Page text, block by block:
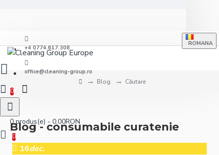
+4 0774.617.308
office@cleaning-group.ro
ROMANA
0
0 produs(e) - 0,00RON
0
Blog Căutare
Blog - consumabile curatenie
16dec.